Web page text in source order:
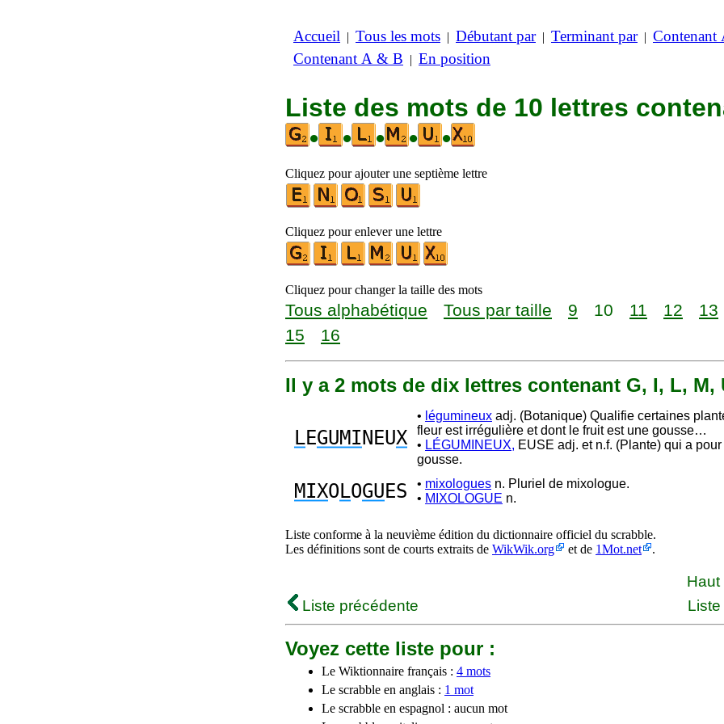
Accueil | Tous les mots | Débutant par| Terminant par| Contenant
Contenant A & B | En position
Liste des mots de 10 lettres
•
• • • •
Cliquez pour ajouter une septième lettre
Cliquez pour enlever une lettre
Cliquez pour changer la taille des mots
Tous alphabétique Tous par taille 9 10 11 12 13
15
16
Il y a 2 mots de dix lettres contenant G, I, L, M,
LEGUMI NEUX
• légumineux adj. (Botanique) Qualifie certaines
fleur est irrégulière et dont le fruit est une gousse…
• LÉGUMINEUX, EUSE adj. et n.f. (Plante) qui a
gousse.
MIXO LOGUES • mixologues n. Pluriel de mixologue.
• MIXOLOGUE n.
Liste conforme à la neuvième édition du dictionnaire officiel du scrabble.
Les définitions sont de courts extraits de WikWik.org et de 1Mot.net .
Haut
Liste précédente
Voyez cette liste pour :
Le Wiktionnaire français : 4 mots
Le scrabble en anglais : 1 mot
Le scrabble en espagnol : aucun mot